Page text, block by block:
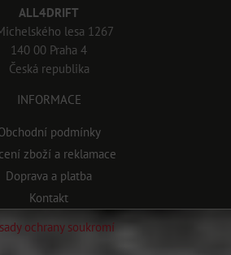
ALL4DRIFT
lesa 1267
140 00 Praha 4
Česká republika
INFORMACE
podmínky
zboží a reklamace
Doprava a platba
Kontakt
ochrany soukromí